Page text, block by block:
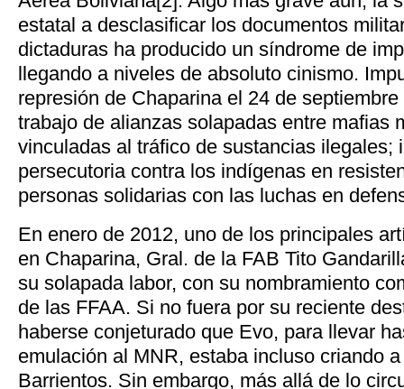
estatal a desclasificar los documentos
dictaduras ha producido un síndrome de
llegando a niveles de absoluto cinismo.
represión de Chaparina el 24 de
trabajo de alianzas solapadas entre mafias
vinculadas al tráfico de sustancias ilegales;
persecutoria contra los indígenas en
personas solidarias con las luchas en
En enero de 2012, uno de los principales
en Chaparina, Gral. de la FAB Tito
su solapada labor, con su nombramiento
de las FFAA. Si no fuera por su reciente
haberse conjeturado que Evo, para llevar
emulación al MNR, estaba incluso criando
Barrientos. Sin embargo, más allá de lo